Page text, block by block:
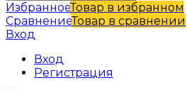
ИзбранноеТовар в избранном
СравнениеТовар в сравнении
Вход
Вход
Регистрация